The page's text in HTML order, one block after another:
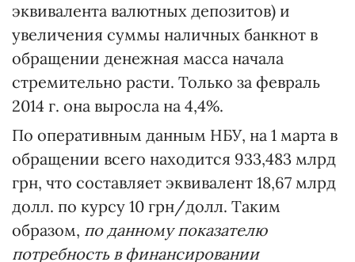
эквивалента валютных депозитов) и
увеличения суммы наличных банкнот в
обращении денежная масса начала
стремительно расти. Только за февраль
2014 г. она выросла на 4,4%.
По оперативным данным НБУ, на 1 марта в
обращении всего находится 933,483 млрд
грн, что составляет эквивалент 18,67 млрд
долл. по курсу 10 грн/долл. Таким
образом, по данному показателю
потребность в финансировании